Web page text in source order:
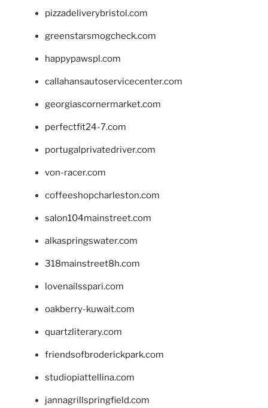
pizzadeliverybristol.com
greenstarsmogcheck.com
happypawspl.com
callahansautoservicecenter.com
georgiascornermarket.com
perfectfit24-7.com
portugalprivatedriver.com
von-racer.com
coffeeshopcharleston.com
salon104mainstreet.com
alkaspringswater.com
318mainstreet8h.com
lovenailsspari.com
oakberry-kuwait.com
quartzliterary.com
friendsofbroderickpark.com
studiopiattellina.com
jannagrillspringfield.com